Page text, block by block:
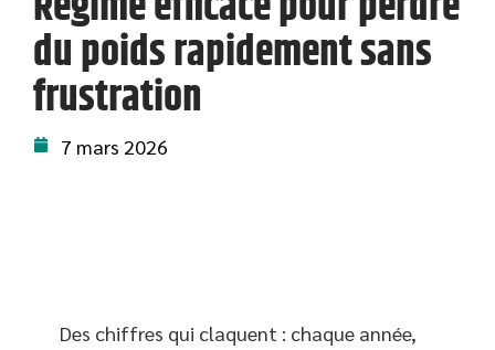
du poids rapidement sans
frustration
7 mars 2026
Des chiffres qui claquent : chaque année,